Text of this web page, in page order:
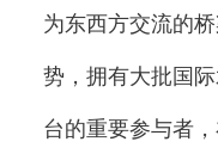
为东西方交流的
势，拥有大批国
台的重要参与者